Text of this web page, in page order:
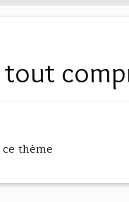
tout
thème